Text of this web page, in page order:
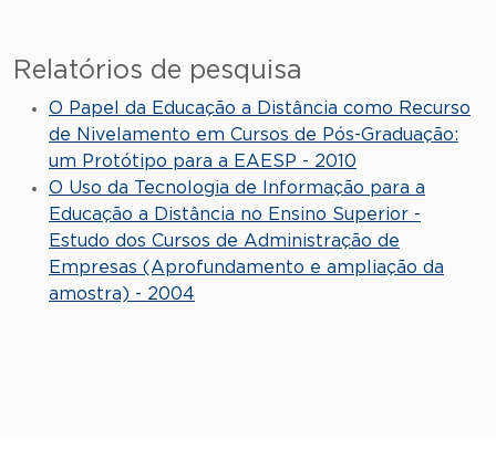
Relatórios de pesquisa
O Papel da Educação a Distância como Recurso
de Nivelamento em Cursos de Pós-Graduação:
um Protótipo para a EAESP - 2010
O Uso da Tecnologia de Informação para a
Educação a Distância no Ensino Superior -
Estudo dos Cursos de Administração de
Empresas (Aprofundamento e ampliação da
amostra) - 2004